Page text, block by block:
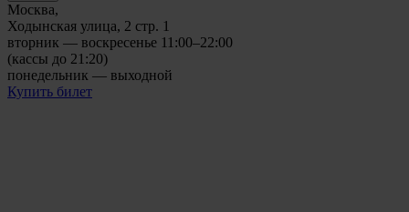
Москва,
Ходынская улица, 2 стр. 1
вторник — воскресенье 11:00–22:00
(кассы до 21:20)
понедельник — выходной
Купить билет